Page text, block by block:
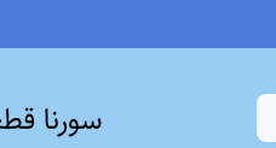
سورنا